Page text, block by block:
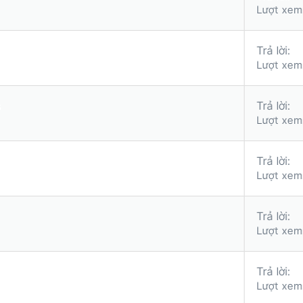
Lượt xem
Trả lời
Lượt xem
Trả lời
Lượt xem
Trả lời
Lượt xem
Trả lời
Lượt xem
Trả lời
Lượt xem